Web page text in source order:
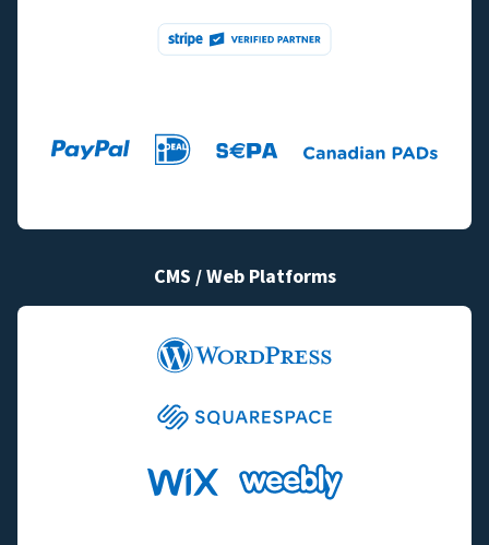
CMS / Web Platforms